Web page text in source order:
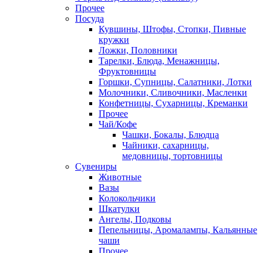
Прочее
Посуда
Кувшины, Штофы, Стопки, Пивные
кружки
Ложки, Половники
Тарелки, Блюда, Менажницы,
Фруктовницы
Горшки, Супницы, Салатники, Лотки
Молочники, Сливочники, Масленки
Конфетницы, Сухарницы, Креманки
Прочее
Чай/Кофе
Чашки, Бокалы, Блюдца
Чайники, сахарницы,
медовницы, тортовницы
Сувениры
Животные
Вазы
Колокольчики
Шкатулки
Ангелы, Подковы
Пепельницы, Аромалампы, Кальянные
чаши
Прочее